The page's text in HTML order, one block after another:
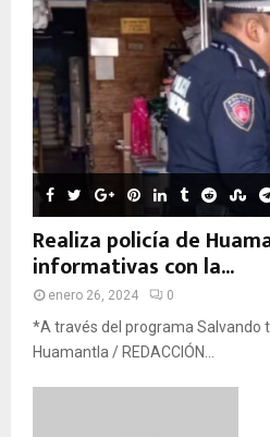
Realiza policía de
informativas con la...
enero 26, 2024 0
*A través del programa Salvando
Huamantla / REDACCIÓN...